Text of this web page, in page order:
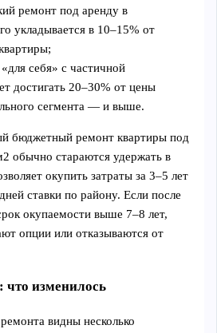
ремонт под аренду в
укладывается в 10–15% от
себя» с частичной
достигать 20–30% от цены
сегмента — и выше.
бюджетный ремонт квартиры под
обычно стараются удержать в
окупить затраты за 3–5 лет
ставки по району. Если после
окупаемости выше 7–8 лет,
опции или отказываются от
что изменилось
видны несколько